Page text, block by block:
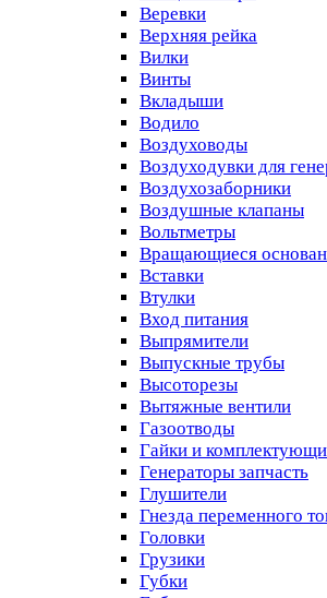
Веревки
Верхняя рейка
Вилки
Винты
Вкладыши
Водило
Воздуховоды
Воздуходувки для
Воздухозаборники
Воздушные клапаны
Вольтметры
Вращающиеся
Вставки
Втулки
Вход питания
Выпрямители
Выпускные трубы
Высоторезы
Вытяжные вентили
Газоотводы
Гайки и
Генераторы запчасть
Глушители
Гнезда переменного
Головки
Грузики
Губки